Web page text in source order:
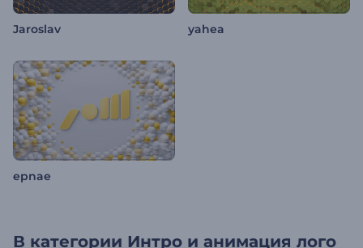
Jaroslav yahea
epnae
В категории Интро и анимация лого